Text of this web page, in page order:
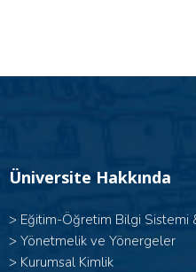
Üniversite Hakkında
> Eğitim-Öğretim Bilgi Sistemi
> Yönetmelik ve Yönergeler
> Kurumsal Kimlik